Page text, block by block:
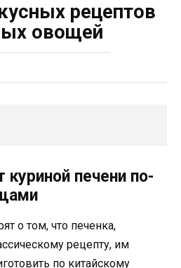
рецептов
овощей
куриной печени по-
о том, что печенка,
рецепту, им
по китайскому